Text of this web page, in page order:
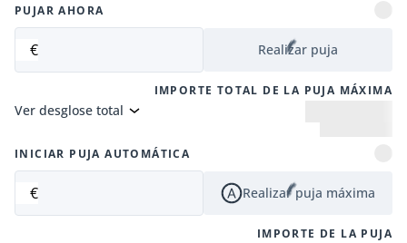
PUJAR AHORA
€ Realizar puja
IMPORTE TOTAL DE LA PUJA MÁXIMA
Ver desglose total
INICIAR PUJA AUTOMÁTICA
€ Realizar puja máxima
IMPORTE DE LA PUJA